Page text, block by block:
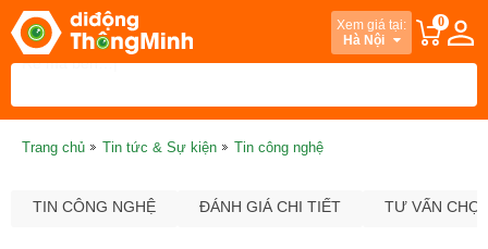
Xem giá tại:
Hà Nội
0
Trang chủ Tin tức & Sự kiện Tin công nghệ
TIN CÔNG NGHỆ ĐÁNH GIÁ CHI TIẾT TƯ VẤN